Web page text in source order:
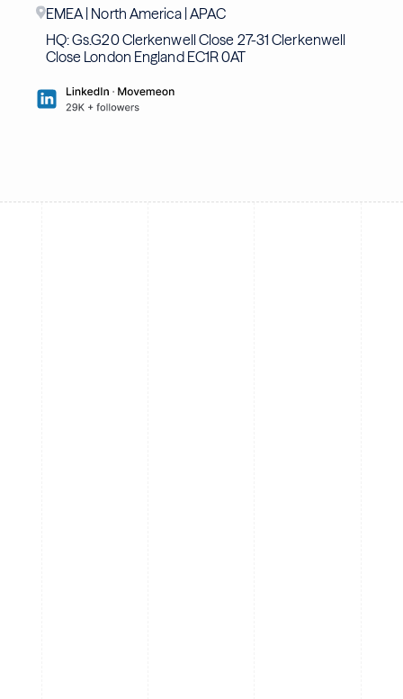
EMEA | North America | APAC
HQ: Gs.G20 Clerkenwell Close 27-31 Clerkenwell
Close London England EC1R 0AT